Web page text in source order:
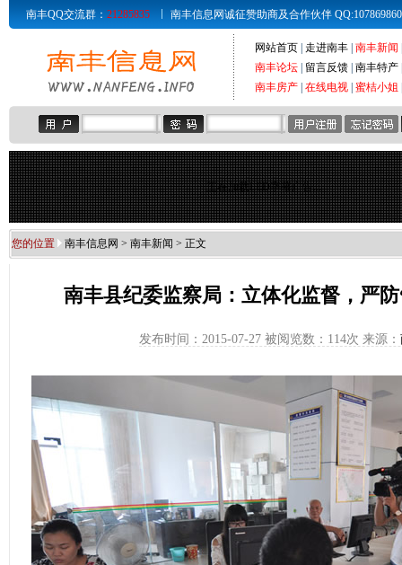
南丰QQ交流群： 21285835 南丰信息网诚征赞助商及合作伙伴
网站首页 走进南丰 南丰新闻
南丰论坛
留言反馈 南丰特产
南丰房产 在线电视 蜜桔小姐
正在加载LED字幕广告...
您的位置 南丰信息网 > 南丰新闻 > 正文
南丰县纪委监察局：立体化监督，严
发布时间：2015-07-27 被阅览数： 114次 来源：